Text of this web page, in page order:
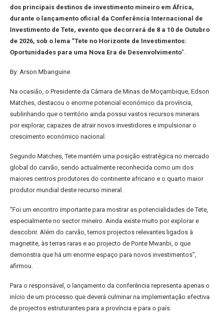
dos principais destinos de investimento mineiro em África,
durante o lançamento oficial da Conferência Internacional de
Investimento de Tete, evento que decorrerá de 8 a 10 de Outubro
de 2026, sob o lema “Tete no Horizonte de Investimentos:
Oportunidades para uma Nova Era de Desenvolvimento”.
By: Arson Mbanguine
Na ocasião, o Presidente da Câmara de Minas de Moçambique, Edson
Matches, destacou o enorme potencial económico da província,
sublinhando que o território ainda possui vastos recursos minerais
por explorar, capazes de atrair novos investidores e impulsionar o
crescimento económico nacional.
Segundo Matches, Tete mantém uma posição estratégica no mercado
global do carvão, sendo actualmente reconhecida como um dos
maiores centros produtores do continente africano e o quarto maior
produtor mundial deste recurso mineral.
“Foi um encontro importante para mostrar as potencialidades de Tete,
especialmente no sector mineiro. Ainda existe muito por explorar e
descobrir. Além do carvão, temos projectos relevantes ligados à
magnetite, às terras raras e ao projecto de Ponte Mwanbi, o que
demonstra que há um enorme espaço para novos investimentos”,
afirmou.
Para o responsável, o lançamento da conferência representa apenas o
início de um processo que deverá culminar na implementação efectiva
de projectos estruturantes para a província e para o país.